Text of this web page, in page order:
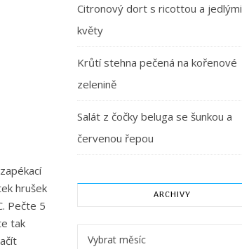
hrušek
Pečte 5
tak
Citronový dort s ricottou a jedlými
květy
Krůtí stehna pečená na kořenové
zelenině
Salát z čočky beluga se šunkou a
červenou řepou
ARCHIVY